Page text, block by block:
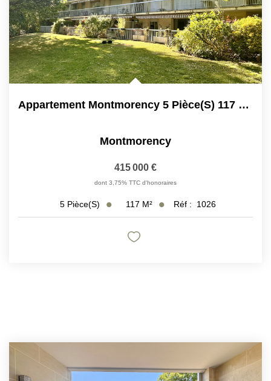
Appartement Montmorency 5 Pièce(s) 117 M2
Montmorency
415 000 €
dont 3,75% TTC d'honoraires
5 Pièce(s) 117 M² Réf : 1026